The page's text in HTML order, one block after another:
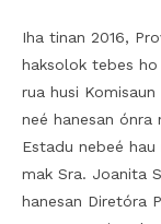
Iha tinan 2016,
haksolok tebes ho
rua husi
neé hanesan
Estadu nebeé hau
mak Sra. Joanita
hanesan Diretóra